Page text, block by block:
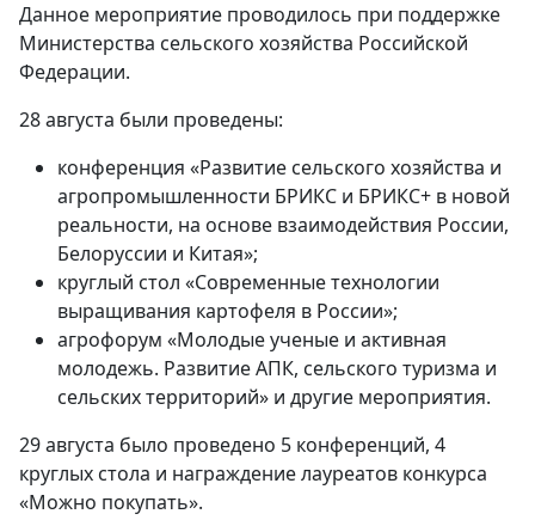
Данное мероприятие проводилось при поддержке
Министерства сельского хозяйства Российской
Федерации.
28 августа были проведены:
конференция «Развитие сельского хозяйства и
агропромышленности БРИКС и БРИКС+ в новой
реальности, на основе взаимодействия России,
Белоруссии и Китая»;
круглый стол «Современные технологии
выращивания картофеля в России»;
агрофорум «Молодые ученые и активная
молодежь. Развитие АПК, сельского туризма и
сельских территорий» и другие мероприятия.
29 августа было проведено 5 конференций, 4
круглых стола и награждение лауреатов конкурса
«Можно покупать».